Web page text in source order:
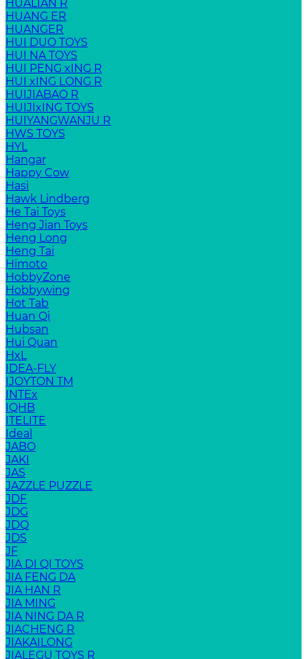
HUALIAN R
HUANG ER
HUANGER
HUI DUO TOYS
HUI NA TOYS
HUI PENG xING R
HUI xING LONG R
HUIJIABAO R
HUIJIxING TOYS
HUIYANGWANJU R
HWS TOYS
HYL
Hangar
Happy Cow
Hasi
Hawk Lindberg
He Tai Toys
Heng Jian Toys
Heng Long
Heng Tai
Himoto
HobbyZone
Hobbywing
Hot Tab
Huan Qi
Hubsan
Hui Quan
HxL
IDEA-FLY
IJOYTON TM
INTEx
IQHB
ITELITE
Ideal
JABO
JAKI
JAS
JAZZLE PUZZLE
JDF
JDG
JDQ
JDS
JF
JIA DI QI TOYS
JIA FENG DA
JIA HAN R
JIA MING
JIA NING DA R
JIACHENG R
JIAKAILONG
JIALEGU TOYS R